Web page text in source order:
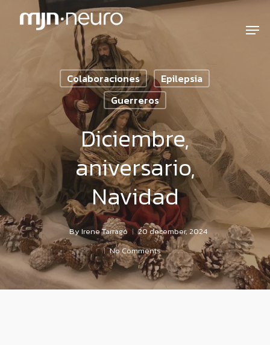
Colaboraciones
Epilepsia
Guerreros
Diciembre,
aniversario,
Navidad
By Irene Tarragó
20 december, 2024
No Comments